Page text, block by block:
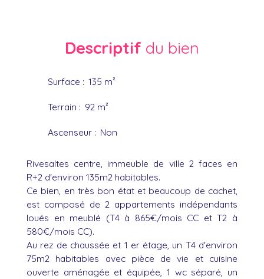
Descriptif du bien
Surface : 135 m²
Terrain : 92 m²
Ascenseur : Non
Rivesaltes centre, immeuble de ville 2 faces en
R+2 d'environ 135m2 habitables.
Ce bien, en très bon état et beaucoup de cachet,
est composé de 2 appartements indépendants
loués en meublé (T4 à 865€/mois CC et T2 à
580€/mois CC).
Au rez de chaussée et 1 er étage, un T4 d'environ
75m2 habitables avec pièce de vie et cuisine
ouverte aménagée et équipée, 1 wc séparé, un